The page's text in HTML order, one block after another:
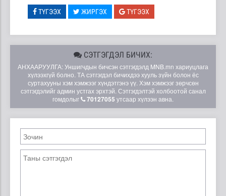
ТҮГЭЭХ ЖИРГЭХ ТҮГЭЭХ
СЭТГЭГДЭЛ БИЧИХ:
АНХААРУУЛГА: Уншигчдын бичсэн сэтгэгдэлд MNB.mn хариуцлага
хүлээхгүй болно. ТА сэтгэгдэл бичихдээ хууль зүйн болон ёс
суртахууны хэм хэмжээг хүндэтгэнэ үү. Хэм хэмжээг зөрчсөн
сэтгэгдэлийг админ устгах эрхтэй. Сэтгэгдэлтэй холбоотой санал
гомдолыг
70127055 утсаар хүлээн авна.